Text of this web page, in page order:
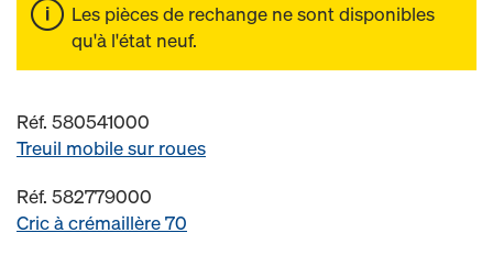
Les pièces de rechange ne sont disponibles
qu'à l'état neuf.
Réf. 580541000
Treuil mobile sur roues
Réf. 582779000
Cric à crémaillère 70